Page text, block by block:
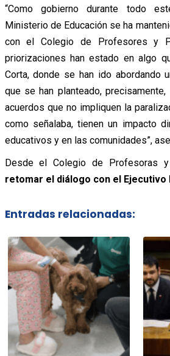
“Como gobierno durante todo
Ministerio de Educación se ha
con el Colegio de Profesores y
priorizaciones han estado en algo
Corta, donde se han ido abordando
que se han planteado,
acuerdos que no impliquen la
como señalaba, tienen un impacto d
educativos y en las comunidades”,
Desde el Colegio de Profesoras
retomar el diálogo con el Ejecutivo
Entradas relacionadas: